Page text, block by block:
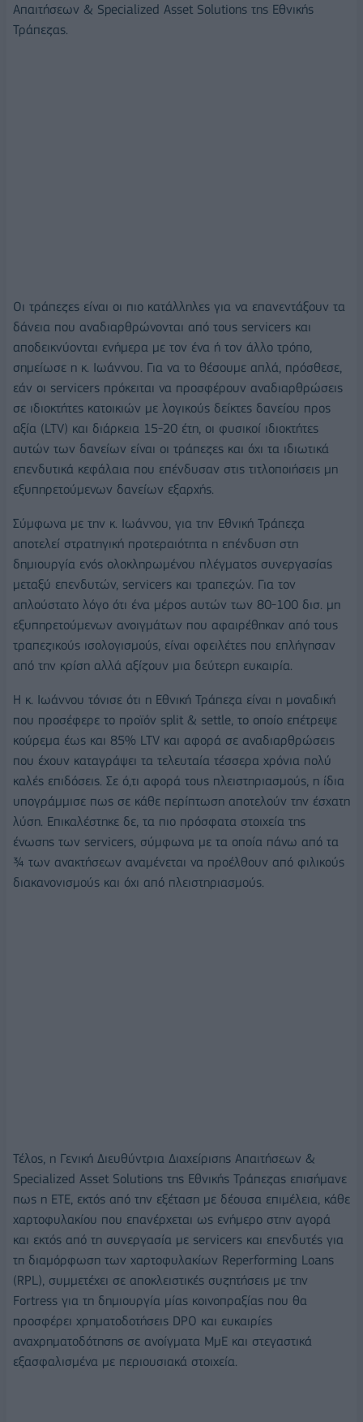
Απαιτήσεων & Specialized Asset Solutions της Εθνικής
Τράπεζας.
Οι τράπεζες είναι οι πιο κατάλληλες για να επανεντάξουν τα
δάνεια που αναδιαρθρώνονται από τους servicers και
αποδεικνύονται ενήμερα με τον ένα ή τον άλλο τρόπο,
σημείωσε η κ. Ιωάννου. Για να το θέσουμε απλά, πρόσθεσε,
εάν οι servicers πρόκειται να προσφέρουν αναδιαρθρώσεις
σε ιδιοκτήτες κατοικιών με λογικούς δείκτες δανείου προς
αξία (LTV) και διάρκεια 15-20 έτη, οι φυσικοί ιδιοκτήτες
αυτών των δανείων είναι οι τράπεζες και όχι τα ιδιωτικά
επενδυτικά κεφάλαια που επένδυσαν στις τιτλοποιήσεις μη
εξυπηρετούμενων δανείων εξαρχής.
Σύμφωνα με την κ. Ιωάννου, για την Εθνική Τράπεζα
αποτελεί στρατηγική προτεραιότητα η επένδυση στη
δημιουργία ενός ολοκληρωμένου πλέγματος συνεργασίας
μεταξύ επενδυτών, servicers και τραπεζών. Για τον
απλούστατο λόγο ότι ένα μέρος αυτών των 80-100 δισ. μη
εξυπηρετούμενων ανοιγμάτων που αφαιρέθηκαν από τους
τραπεζικούς ισολογισμούς, είναι οφειλέτες που επλήγησαν
από την κρίση αλλά αξίζουν μια δεύτερη ευκαιρία.
Η κ. Ιωάννου τόνισε ότι η Εθνική Τράπεζα είναι η μοναδική
που προσέφερε το προϊόν split & settle, το οποίο επέτρεψε
κούρεμα έως και 85% LTV και αφορά σε αναδιαρθρώσεις
που έχουν καταγράψει τα τελευταία τέσσερα χρόνια πολύ
καλές επιδόσεις. Σε ό,τι αφορά τους πλειστηριασμούς, η ίδια
υπογράμμισε πως σε κάθε περίπτωση αποτελούν την έσχατη
λύση. Επικαλέστηκε δε, τα πιο πρόσφατα στοιχεία της
ένωσης των servicers, σύμφωνα με τα οποία πάνω από τα
¾ των ανακτήσεων αναμένεται να προέλθουν από φιλικούς
διακανονισμούς και όχι από πλειστηριασμούς.
Τέλος, η Γενική Διευθύντρια Διαχείρισης Απαιτήσεων &
Specialized Asset Solutions της Εθνικής Τράπεζας επισήμανε
πως η ΕΤΕ, εκτός από την εξέταση με δέουσα επιμέλεια, κάθε
χαρτοφυλακίου που επανέρχεται ως ενήμερο στην αγορά
και εκτός από τη συνεργασία με servicers και επενδυτές για
τη διαμόρφωση των χαρτοφυλακίων Reperforming Loans
(RPL), συμμετέχει σε αποκλειστικές συζητήσεις με την
Fortress για τη δημιουργία μίας κοινοπραξίας που θα
προσφέρει χρηματοδοτήσεις DPO και ευκαιρίες
αναχρηματοδότησης σε ανοίγματα ΜμΕ και στεγαστικά
εξασφαλισμένα με περιουσιακά στοιχεία.